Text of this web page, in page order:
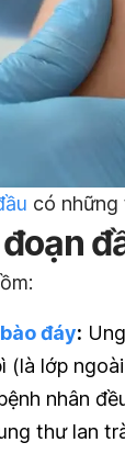
có những
đáy:
(là lớp
nhân
thư lan